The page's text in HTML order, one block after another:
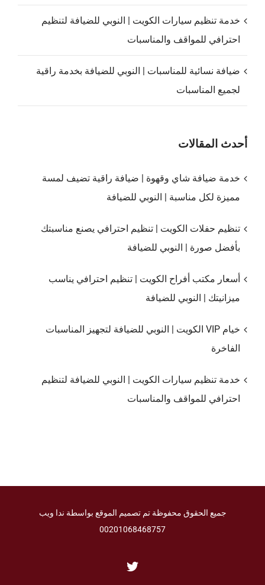
خدمة تنظيم سيارات الكويت | النوبي للضيافة لتنظيم
احترافي للمواقف والمناسبات
ضيافة نسائية للمناسبات | النوبي للضيافة بخدمة راقية
لجميع المناسبات
أحدث المقالات
خدمة ضيافة شاي وقهوة | ضيافة راقية تضيف لمسة
مميزة لكل مناسبة | النوبي للضيافة
تنظيم حفلات الكويت | تنظيم احترافي يصنع مناسبتك
بأفضل صورة | النوبي للضيافة
أسعار مكتب أفراح الكويت | تنظيم احترافي يناسب
ميزانيتك | النوبي للضيافة
خيام VIP الكويت | النوبي للضيافة لتجهيز المناسبات
الفاخرة
خدمة تنظيم سيارات الكويت | النوبي للضيافة لتنظيم
احترافي للمواقف والمناسبات
جميع الحقوق محفوظة تم تصميم الموقع بواسطة ندا ويب
00201068468757